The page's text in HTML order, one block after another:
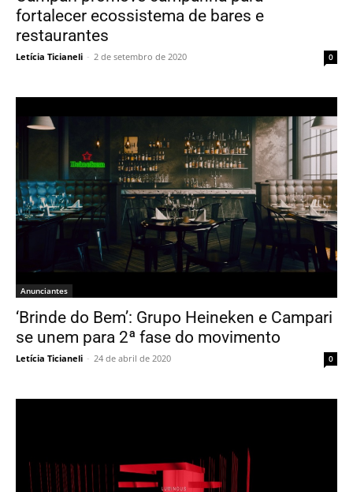
fortalecer ecossistema de bares e
restaurantes
Letícia Ticianeli - 2 de setembro de 2020 0
Anunciantes
‘Brinde do Bem’: Grupo Heineken e Campari
se unem para 2ª fase do movimento
Letícia Ticianeli - 24 de abril de 2020 0